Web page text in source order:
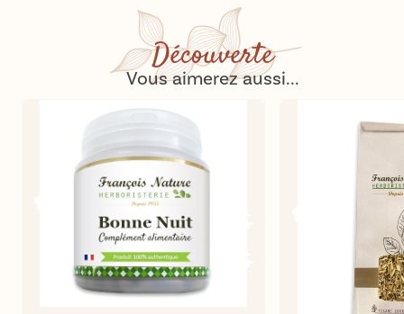
Découverte
Vous aimerez aussi...